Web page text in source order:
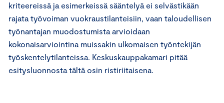
kriteereissä ja esimerkeissä sääntelyä ei selvästikään
rajata työvoiman vuokraustilanteisiin, vaan taloudellisen
työnantajan muodostumista arvioidaan
kokonaisarviointina muissakin ulkomaisen työntekijän
työskentelytilanteissa. Keskuskauppakamari pitää
esitysluonnosta tältä osin ristiriitaisena.